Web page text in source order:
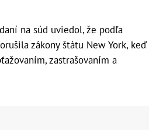
na súd uviedol, že podľa
zákony štátu New York, keď
zastrašovaním a